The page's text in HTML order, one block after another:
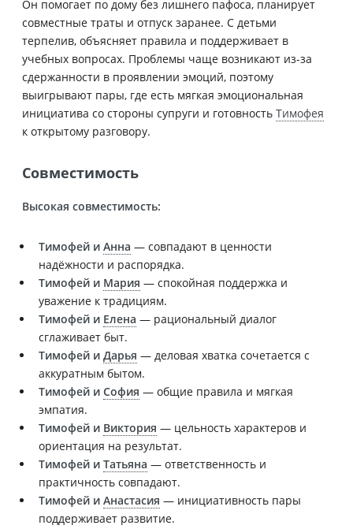
Он помогает по дому без лишнего пафоса, планирует
совместные траты и отпуск заранее. С детьми
терпелив, объясняет правила и поддерживает в
учебных вопросах. Проблемы чаще возникают из-за
сдержанности в проявлении эмоций, поэтому
выигрывают пары, где есть мягкая эмоциональная
инициатива со стороны супруги и готовность Тимофея
к открытому разговору.
Совместимость
Высокая совместимость:
Тимофей и Анна — совпадают в ценности
надёжности и распорядка.
Тимофей и Мария — спокойная поддержка и
уважение к традициям.
Тимофей и Елена — рациональный диалог
сглаживает быт.
Тимофей и Дарья — деловая хватка сочетается с
аккуратным бытом.
Тимофей и София — общие правила и мягкая
эмпатия.
Тимофей и Виктория — цельность характеров и
ориентация на результат.
Тимофей и Татьяна — ответственность и
практичность совпадают.
Тимофей и Анастасия — инициативность пары
поддерживает развитие.